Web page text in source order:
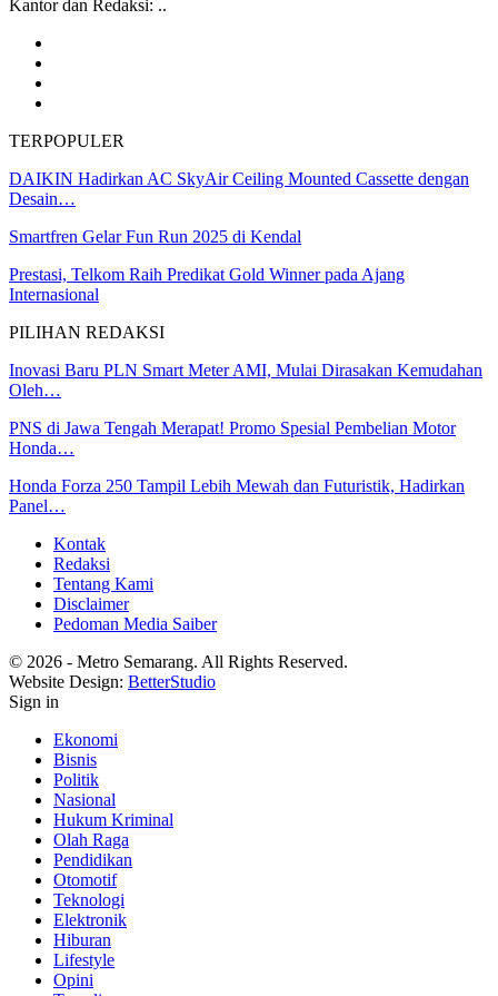
Kantor dan Redaksi: ..
TERPOPULER
DAIKIN Hadirkan AC SkyAir Ceiling Mounted Cassette dengan
Desain…
Smartfren Gelar Fun Run 2025 di Kendal
Prestasi, Telkom Raih Predikat Gold Winner pada Ajang
Internasional
PILIHAN REDAKSI
Inovasi Baru PLN Smart Meter AMI, Mulai Dirasakan Kemudahan
Oleh…
PNS di Jawa Tengah Merapat! Promo Spesial Pembelian Motor
Honda…
Honda Forza 250 Tampil Lebih Mewah dan Futuristik, Hadirkan
Panel…
Kontak
Redaksi
Tentang Kami
Disclaimer
Pedoman Media Saiber
© 2026 - Metro Semarang. All Rights Reserved.
Website Design: BetterStudio
Sign in
Ekonomi
Bisnis
Politik
Nasional
Hukum Kriminal
Olah Raga
Pendidikan
Otomotif
Teknologi
Elektronik
Hiburan
Lifestyle
Opini